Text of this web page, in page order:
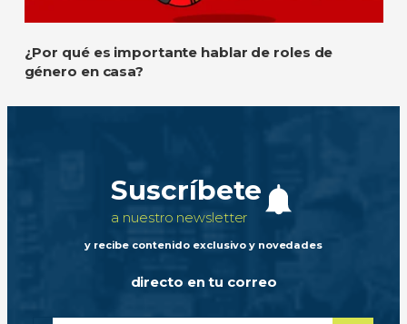
¿Por qué es importante hablar de roles de
género en casa?
Suscríbete
a nuestro newsletter
y recibe contenido exclusivo y novedades
directo en tu correo